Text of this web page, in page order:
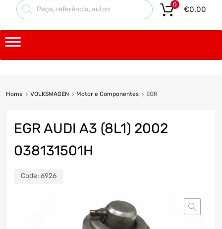
€0.00
0
Home VOLKSWAGEN Motor e Componentes EGR
EGR AUDI A3 (8L1) 2002
038131501H
Code: 6926